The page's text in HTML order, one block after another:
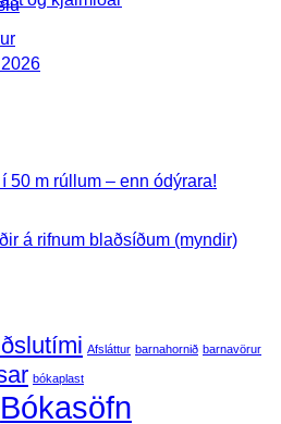
Engar
Sumarlokun
Engar
2026
50 m rúllum – enn ódýrara!
Vistafoil
rúllum
á rifnum blaðsíðum (myndir)
á
Afsláttur barnahornið barnavörur
bókaplast
Bókasöfn